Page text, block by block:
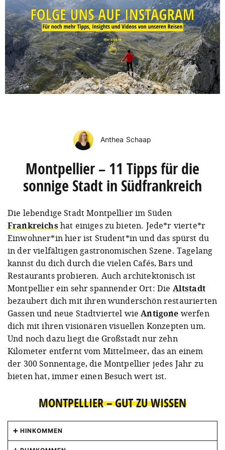
Anthea Schaap
Montpellier – 11 Tipps für die
sonnige Stadt in Südfrankreich
Die lebendige Stadt Montpellier im Süden
Frankreichs hat einiges zu bieten. Jede*r vierte*r
Einwohner*in hier ist Student*in und das spürst du
in der vielfältigen gastronomischen Szene. Tagelang
kannst du dich durch die vielen Cafés, Bars und
Restaurants probieren. Auch architektonisch ist
Montpellier ein sehr spannender Ort: Die Altstadt
bezaubert dich mit ihren wunderschön restaurierten
Gassen und neue Stadtviertel wieAntigone werfen
dich mit ihren visionären visuellen Konzepten um.
Und noch dazu liegt die Großstadt nur zehn
Kilometer entfernt vom Mittelmeer, das an einem
der 300 Sonnentage, die Montpellier jedes Jahr zu
bieten hat, immer einen Besuch wert ist.
MONTPELLIER – GUT ZU WISSEN
HINKOMMEN
Montpellier kannst du sehr gut mit dem Zug